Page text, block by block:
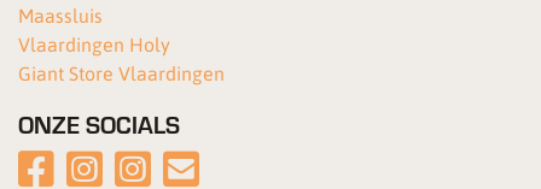
Maassluis
Vlaardingen Holy
Giant Store Vlaardingen
ONZE SOCIALS